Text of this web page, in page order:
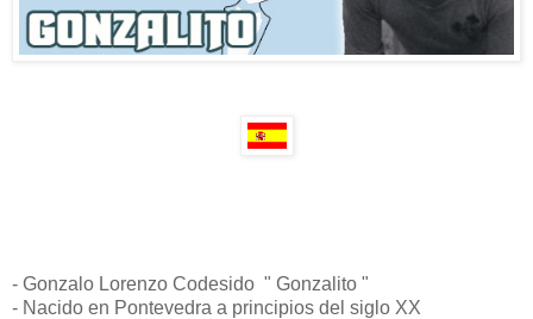
- Gonzalo Lorenzo Codesido " Gonzalito "
- Nacido en Pontevedra a principios del siglo XX